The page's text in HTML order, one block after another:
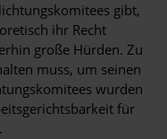
gibt,
ihr Recht
große Hürden. Zu
muss, um seinen
wurden
für